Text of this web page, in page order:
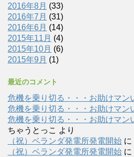
2016年8月 (33)
2016年7月 (31)
2016年6月 (14)
2015年11月 (4)
2015年10月 (6)
2015年9月 (1)
最近のコメント
危機を乗り切る・・・お助けマン
危機を乗り切る・・・お助けマン
危機を乗り切る・・・お助けマン
ちゃうとっこ より
（祝）ベランダ発電所発電開始 に
（祝）ベランダ発電所発電開始 に